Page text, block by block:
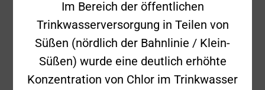
Im Bereich der öffentlichen
Trinkwasserversorgung in Teilen von
Süßen (nördlich der Bahnlinie / Klein-
Süßen) wurde eine deutlich erhöhte
Konzentration von Chlor im Trinkwasser